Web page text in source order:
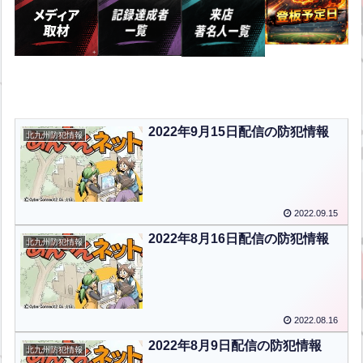
北九州防犯情報 2022年9月15日配信の防犯情報
2022.09.15
北九州防犯情報 2022年8月16日配信の防犯情報
2022.08.16
北九州防犯情報 2022年8月9日配信の防犯情報